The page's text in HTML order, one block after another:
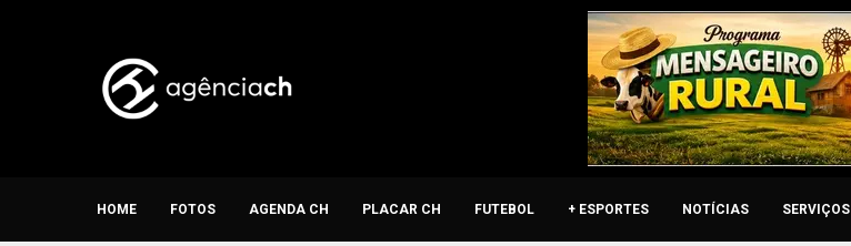
HOME FOTOS AGENDA CH PLACAR CH FUTEBOL + ESPORTES NOTÍCIAS SERVIÇOS